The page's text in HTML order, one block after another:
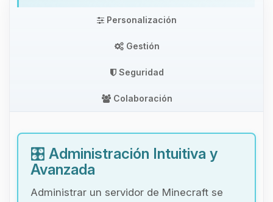
Personalización
Gestión
Seguridad
Colaboración
🎛️ Administración Intuitiva y
Avanzada
Administrar un servidor de Minecraft se